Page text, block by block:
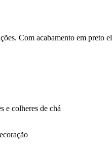
Com acabamento em preto
e colheres de chá